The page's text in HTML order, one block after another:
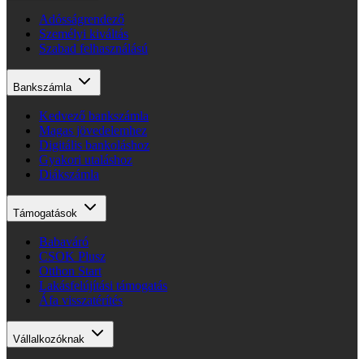
Adósságrendező
Személyi kiváltás
Szabad felhasználású
Bankszámla
Kedvező bankszámla
Magas jövedelemhez
Digitális bankoláshoz
Gyakori utaláshoz
Diákszámla
Támogatások
Babaváró
CSOK Plusz
Otthon Start
Lakásfelújítási támogatás
Áfa visszatérítés
Vállalkozóknak